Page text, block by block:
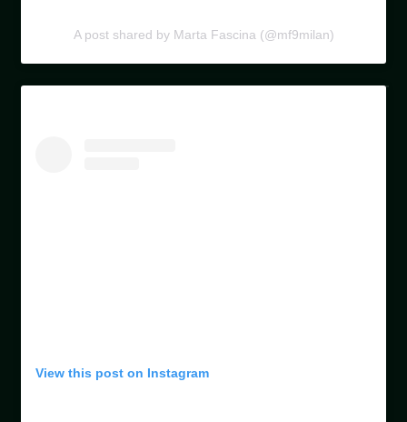
A post shared by Marta Fascina (@mf9milan)
View this post on Instagram